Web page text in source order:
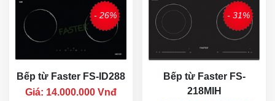
- 26%
Bếp từ Faster FS-ID288
Giá: 14.000.000 Vnđ
- 31%
Bếp từ Faster FS-
218MIH